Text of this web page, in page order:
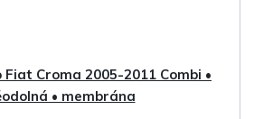
Croma 2005-2011 Combi •
• membrána